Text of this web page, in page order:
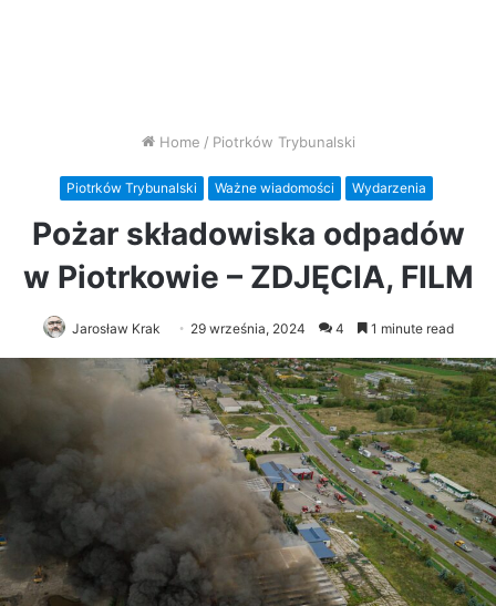
Home / Piotrków Trybunalski
Piotrków Trybunalski Ważne wiadomości Wydarzenia
Pożar składowiska odpadów
w Piotrkowie – ZDJĘCIA, FILM
Jarosław Krak 29 września, 2024 4 1 minute read